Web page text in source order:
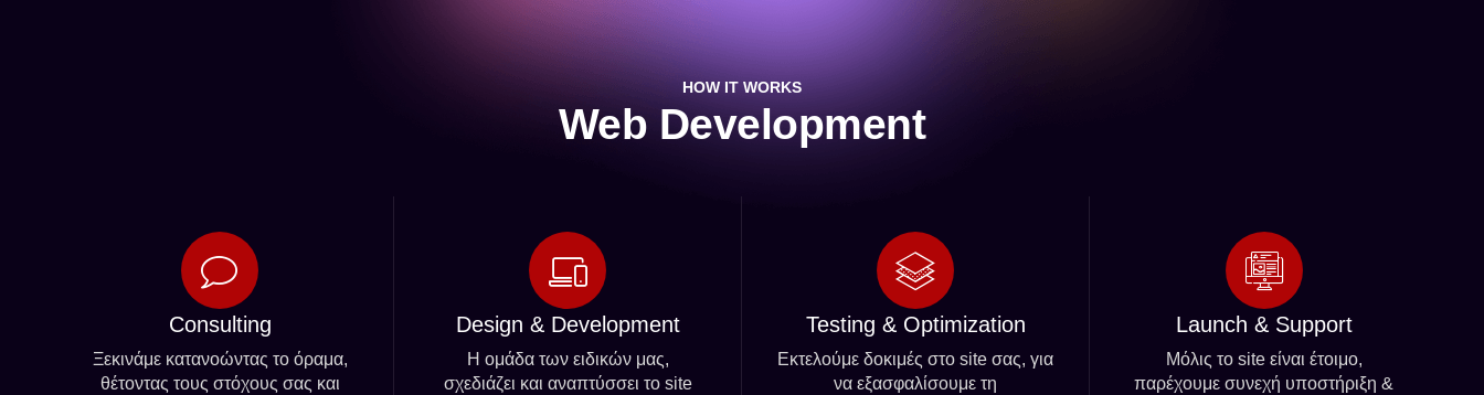
HOW IT WORKS
Web Development
Consulting
Ξεκινάμε κατανοώντας το όραμα,
θέτοντας τους στόχους σας και
Design & Development
Η ομάδα των ειδικών μας,
σχεδιάζει και αναπτύσσει το site
Testing & Optimization
Εκτελούμε δοκιμές στο site σας, για
να εξασφαλίσουμε τη
Launch & Support
Μόλις το site είναι έτοιμο,
παρέχουμε συνεχή υποστήριξη &